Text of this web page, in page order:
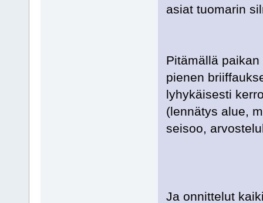
asiat tuomarin
Pitämällä
pienen
lyhykäisesti
(lennätys alue,
seisoo,
Ja onnittelut